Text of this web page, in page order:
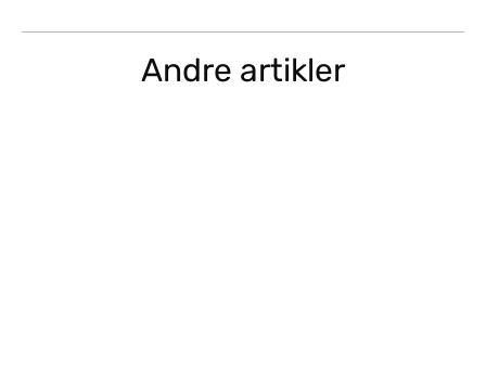
Andre artikler